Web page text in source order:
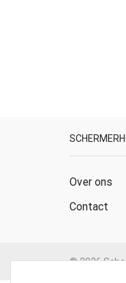
Over ons
Contact
© 2026